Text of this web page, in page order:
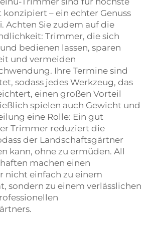
– ein echter Genuss
Achten Sie zudem auf die
Trimmer, die sich
bedienen lassen, sparen
und vermeiden
Ihre Termine sind
sodass jedes Werkzeug, das
einen großen Vorteil
spielen auch Gewicht und
eine Rolle: Ein gut
Trimmer reduziert die
der Landschaftsgärtner
kann, ohne zu ermüden. All
machen einen
nicht einfach zu einem
sondern zu einem verlässlichen